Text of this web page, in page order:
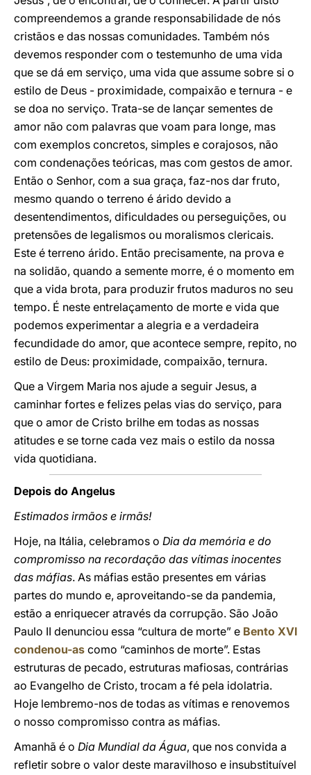
compreendemos a grande responsabilidade de nós
cristãos e das nossas comunidades. Também nós
devemos responder com o testemunho de uma vida
que se dá em serviço, uma vida que assume sobre si o
estilo de Deus - proximidade, compaixão e ternura - e
se doa no serviço. Trata-se de lançar sementes de
amor não com palavras que voam para longe, mas
com exemplos concretos, simples e corajosos, não
com condenações teóricas, mas com gestos de amor.
Então o Senhor, com a sua graça, faz-nos dar fruto,
mesmo quando o terreno é árido devido a
desentendimentos, dificuldades ou perseguições, ou
pretensões de legalismos ou moralismos clericais.
Este é terreno árido. Então precisamente, na prova e
na solidão, quando a semente morre, é o momento em
que a vida brota, para produzir frutos maduros no seu
tempo. É neste entrelaçamento de morte e vida que
podemos experimentar a alegria e a verdadeira
fecundidade do amor, que acontece sempre, repito, no
estilo de Deus: proximidade, compaixão, ternura.
Que a Virgem Maria nos ajude a seguir Jesus, a
caminhar fortes e felizes pelas vias do serviço, para
que o amor de Cristo brilhe em todas as nossas
atitudes e se torne cada vez mais o estilo da nossa
vida quotidiana.
Depois do Angelus
Estimados irmãos e irmãs!
Hoje, na Itália, celebramos o Dia da memória e do
compromisso na recordação das vítimas inocentes
das máfias. As máfias estão presentes em várias
partes do mundo e, aproveitando-se da pandemia,
estão a enriquecer através da corrupção. São João
Paulo II denunciou essa “cultura de morte” e Bento XVI
condenou-as como “caminhos de morte”. Estas
estruturas de pecado, estruturas mafiosas, contrárias
ao Evangelho de Cristo, trocam a fé pela idolatria.
Hoje lembremo-nos de todas as vítimas e renovemos
o nosso compromisso contra as máfias.
Amanhã é o Dia Mundial da Água, que nos convida a
refletir sobre o valor deste maravilhoso e insubstituível